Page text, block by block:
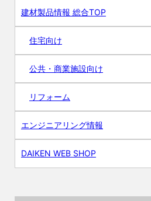
建材製品情報 総合TOP
住宅向け
公共・商業施設向け
リフォーム
エンジニアリング情報
DAIKEN WEB SHOP